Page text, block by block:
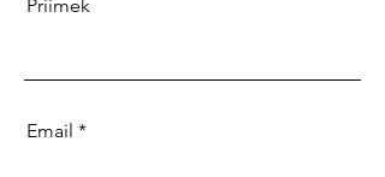
Priimek
Email